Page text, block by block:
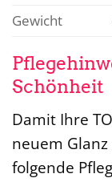
Gewicht
Schönheit
Damit Ihre
neuem
folgende